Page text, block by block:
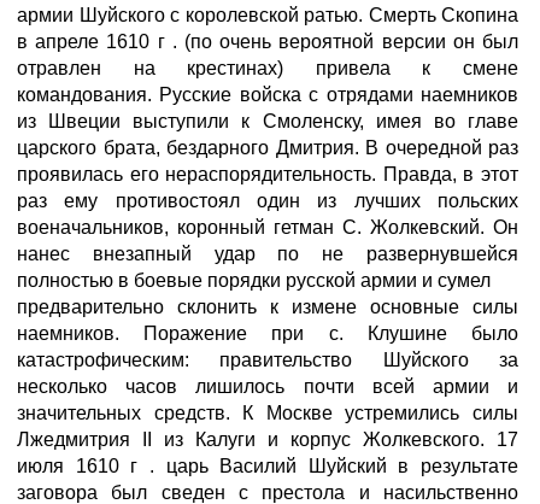
армии Шуйского с королевской ратью. Смерть Скопина
в апреле 1610 г . (по очень вероятной версии он был
отравлен на крестинах) привела к смене
командования. Русские войска с отрядами наемников
из Швеции выступили к Смоленску, имея во главе
царского брата, бездарного Дмитрия. В очередной раз
проявилась его нераспорядительность. Правда, в этот
раз ему противостоял один из лучших польских
военачальников, коронный гетман С. Жолкевский. Он
нанес внезапный удар по не развернувшейся
полностью в боевые порядки русской армии и сумел
предварительно склонить к измене основные силы
наемников. Поражение при с. Клушине было
катастрофическим: правительство Шуйского за
несколько часов лишилось почти всей армии и
значительных средств. К Москве устремились силы
Лжедмитрия II из Калуги и корпус Жолкевского. 17
июля 1610 г . царь Василий Шуйский в результате
заговора был сведен с престола и насильственно